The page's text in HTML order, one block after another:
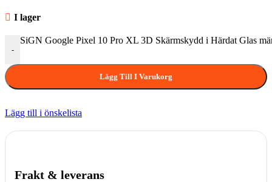
I lager
-
SiGN Google Pixel 10 Pro XL 3D Skärmskydd i Härdat Glas
Lägg Till I Varukorg
Lägg till i önskelista
Frakt & leverans